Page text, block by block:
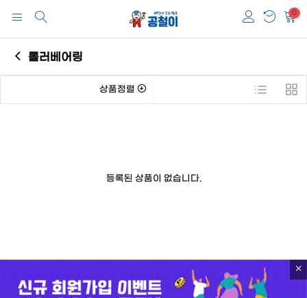
0
롤러베어링
상품정렬
등록된 상품이 없습니다.